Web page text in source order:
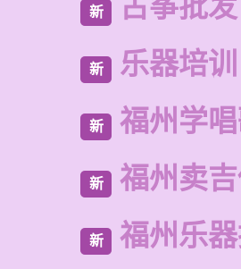
新 古筝批
新 乐器培
新 福州学
新 福州卖
新 福州乐